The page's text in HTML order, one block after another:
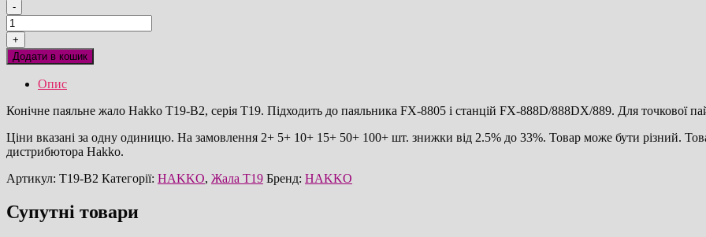
-
Hakko
T19-
B2
конічне
паяльне
оригінал
+
Додати в кошик
Опис
Конічне паяльне жало Hakko T19-B2, серія T19. Підходить до паяльника FX-8805 і станцій FX-888D/888DX/889. Для точкової
Ціни вказані за одну одиницю. На замовлення 2+ 5+ 10+ 15+ 50+ 100+ шт. знижки від 2.5% до 33%. Товар може бути різний.
дистрибютора Hakko.
Артикул: T19-B2 Категорії: HAKKO, Жала T19 Бренд: HAKKO
Супутні товари